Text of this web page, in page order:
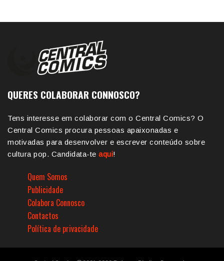
QUERES COLABORAR CONNOSCO?
Tens interesse em colaborar com o Central Comics? O
Central Comics procura pessoas apaixonadas e
motivadas para desenvolver e escrever conteúdo sobre
cultura pop. Candidata-te aqui!
Quem Somos
Publicidade
Colabora Connosco
Contactos
Política de privacidade